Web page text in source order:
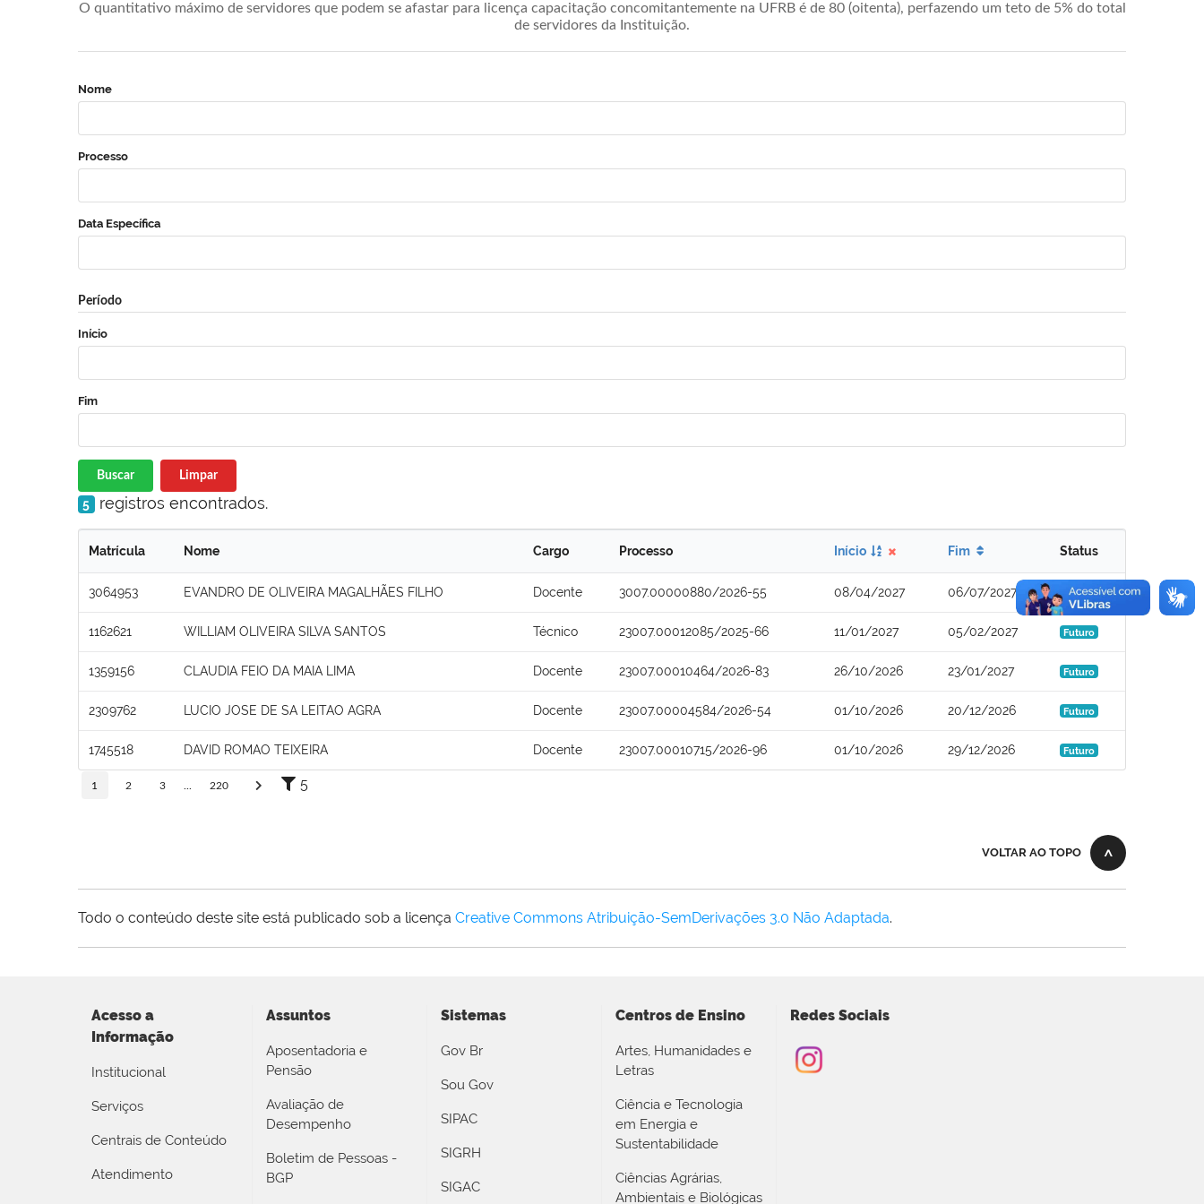
O quantitativo máximo de servidores que podem se afastar para licença capacitação concomitantemente na UFRB é de 80 (oitenta), perfazendo um teto de 5% do total
de servidores da Instituição.
Nome
Processo
Data Específica
Período
Início
Fim
Buscar Limpar
5 registros encontrados.
Matrícula Nome Cargo Processo Início Fim Status
3064953 EVANDRO DE OLIVEIRA MAGALHÃES FILHO Docente 3007.00000880/2026-55 08/04/2027 06/07/2027 Futuro
1162621 WILLIAM OLIVEIRA SILVA SANTOS Técnico 23007.00012085/2025-66 11/01/2027 05/02/2027 Futuro
1359156 CLAUDIA FEIO DA MAIA LIMA Docente 23007.00010464/2026-83 26/10/2026 23/01/2027 Futuro
2309762 LUCIO JOSE DE SA LEITAO AGRA Docente 23007.00004584/2026-54 01/10/2026 20/12/2026 Futuro
1745518 DAVID ROMAO TEIXEIRA Docente 23007.00010715/2026-96 01/10/2026 29/12/2026 Futuro
1 2 3 220 5
VOLTAR AO TOPO
Todo o conteúdo deste site está publicado sob a licença Creative Commons Atribuição-SemDerivações 3.0 Não Adaptada.
Acesso a
Informação
Institucional
Serviços
Centrais de Conteúdo
Atendimento
Assuntos
Aposentadoria e
Pensão
Avaliação de
Desempenho
Boletim de Pessoas -
BGP
Sistemas
Gov Br
Sou Gov
SIPAC
SIGRH
SIGAC
Centros de Ensino
Artes, Humanidades e
Letras
Ciência e Tecnologia
em Energia e
Sustentabilidade
Ciências Agrárias,
Ambientais e Biológicas
Redes Sociais